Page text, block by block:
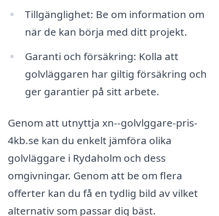
Tillgänglighet: Be om information om
när de kan börja med ditt projekt.
Garanti och försäkring: Kolla att
golvläggaren har giltig försäkring och
ger garantier på sitt arbete.
Genom att utnyttja xn--golvlggare-pris-
4kb.se kan du enkelt jämföra olika
golvläggare i Rydaholm och dess
omgivningar. Genom att be om flera
offerter kan du få en tydlig bild av vilket
alternativ som passar dig bäst.